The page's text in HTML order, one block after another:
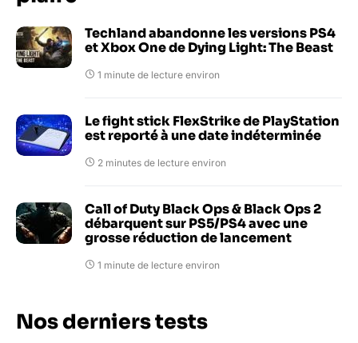
Techland abandonne les versions PS4
et Xbox One de Dying Light: The Beast
1 minute de lecture environ
Le fight stick FlexStrike de PlayStation
est reporté à une date indéterminée
2 minutes de lecture environ
Call of Duty Black Ops & Black Ops 2
débarquent sur PS5/PS4 avec une
grosse réduction de lancement
1 minute de lecture environ
Nos derniers tests